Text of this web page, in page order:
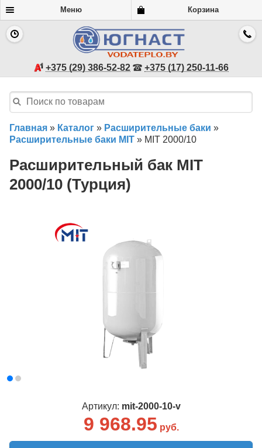
Меню Корзина
+375 (29) 386-52-82 +375 (17) 250-11-66
Главная » Каталог » Расширительные баки »
Расширительные баки MIT » MIT 2000/10
Расширительный бак MIT
2000/10 (Турция)
Артикул: mit-2000-10-v
9 968.95 руб.